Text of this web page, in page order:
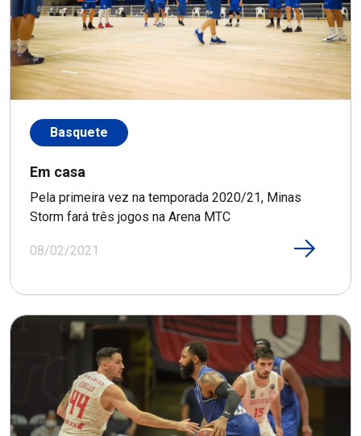
Basquete
Em casa
Pela primeira vez na temporada 2020/21, Minas
Storm fará três jogos na Arena MTC
08/02/2021